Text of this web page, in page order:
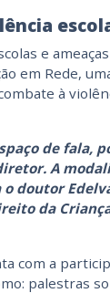
e
em Rede,
à
de fala,
A
doutor
da
com a
palestras